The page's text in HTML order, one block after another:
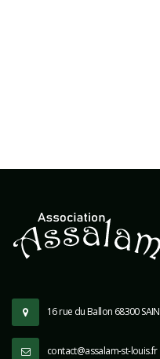
16 rue du Ballon 68300
contact@assalam-st-louis.fr